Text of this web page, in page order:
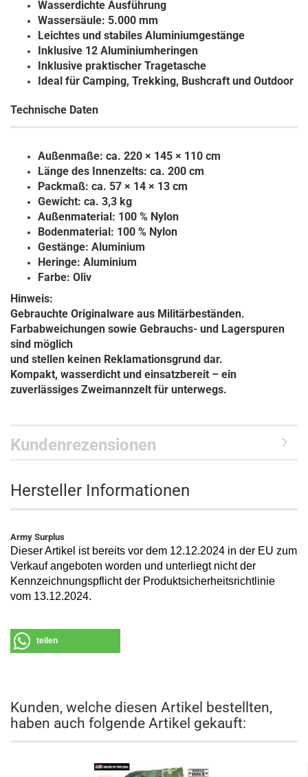
Wasserdichte Ausführung
Wassersäule: 5.000 mm
Leichtes und stabiles Aluminiumgestänge
Inklusive 12 Aluminiumheringen
Inklusive praktischer Tragetasche
Ideal für Camping, Trekking, Bushcraft und Outdoor
Technische Daten
Außenmaße: ca. 220 × 145 × 110 cm
Länge des Innenzelts: ca. 200 cm
Packmaß: ca. 57 × 14 × 13 cm
Gewicht: ca. 3,3 kg
Außenmaterial: 100 % Nylon
Bodenmaterial: 100 % Nylon
Gestänge: Aluminium
Heringe: Aluminium
Farbe: Oliv
Hinweis:
Gebrauchte Originalware aus Militärbeständen.
Farbabweichungen sowie Gebrauchs- und Lagerspuren
sind möglich
und stellen keinen Reklamationsgrund dar.
Kompakt, wasserdicht und einsatzbereit – ein
zuverlässiges Zweimannzelt für unterwegs.
Kundenrezensionen
Hersteller Informationen
Army Surplus
Dieser Artikel ist bereits vor dem 12.12.2024 in der EU zum
Verkauf angeboten worden und unterliegt nicht der
Kennzeichnungspflicht der Produktsicherheitsrichtlinie
vom 13.12.2024.
teilen
Kunden, welche diesen Artikel bestellten,
haben auch folgende Artikel gekauft: